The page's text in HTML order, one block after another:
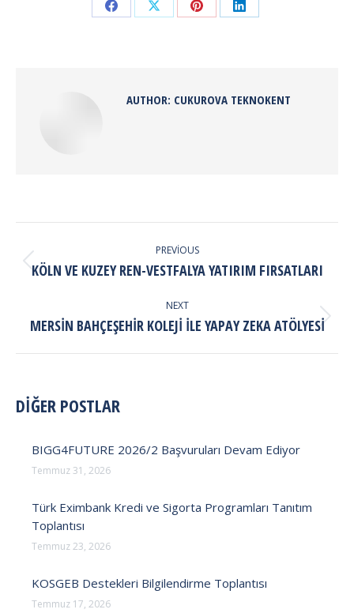
Share Share Share Share
AUTHOR: CUKUROVA TEKNOKENT
NAVIGATION
PREVIOUS
Previous
KÖLN VE KUZEY REN-VESTFALYA YATIRIM FIRSATLARI
NEXT
Next
MERSIN BAHÇEŞEHIR KOLEJI ILE YAPAY ZEKA ATÖLYESI
DİĞER POSTLAR
BIGG4FUTURE 2026/2 Başvuruları Devam Ediyor
Temmuz 31, 2026
Türk Eximbank Kredi ve Sigorta Programları Tanıtım
Toplantısı
Temmuz 23, 2026
KOSGEB Destekleri Bilgilendirme Toplantısı
Temmuz 17, 2026